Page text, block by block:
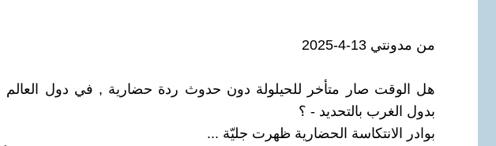
من مدونتي 13-4-2025
هل الوقت صار متأخر للحيلولة دون حدوث ردة حضارية , في دول العالم
بدول الغرب بالتحديد - ؟
بوادر الانتكاسة الحضارية ظهرت جليّة ...